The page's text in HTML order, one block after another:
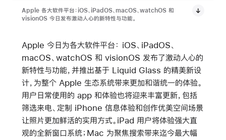
Apple 各大软件平台：iOS、iPadOS、macOS、watchOS 和
visionOS 今日发布激动人心的新特性与功能。
Apple 今日为各大软件平台： iOS、iPadOS、
macOS、watchOS 和 visionOS 发布了激动人心的
新特性与功能，并推出基于 Liquid Glass 的精美新设
计，为整个 Apple 生态系统带来更加和谐统一的体验。
用户日常使用的 app 和体验也将迎来丰富更新，包括
筛选来电、定制 iPhone 信息体验和创作优美空间场景
让照片更加鲜活的实用方式。iPad 用户将体验强大直
观的全新窗口系统；Mac 为聚焦搜索带来迄今最大幅